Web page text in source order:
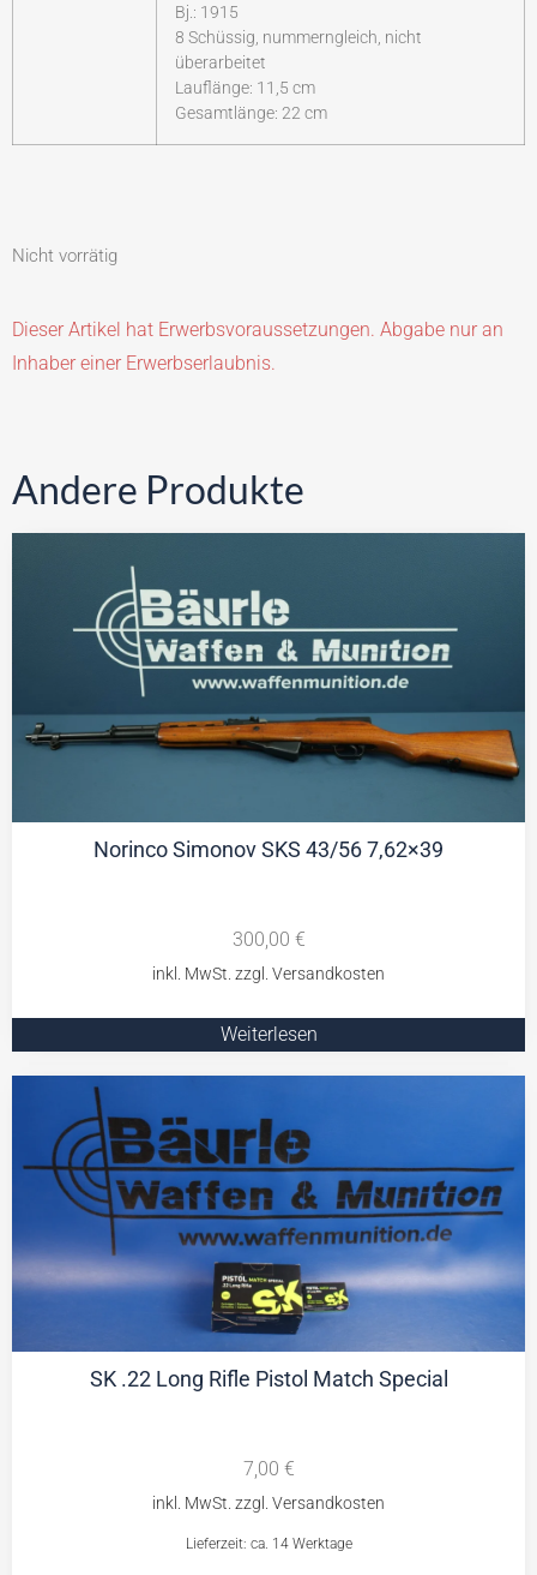
Bj.: 1915
8 Schüssig, nummerngleich, nicht
überarbeitet
Lauflänge: 11,5 cm
Gesamtlänge: 22 cm
Nicht vorrätig
Dieser Artikel hat Erwerbsvoraussetzungen. Abgabe nur an
Inhaber einer Erwerbserlaubnis.
Andere Produkte
Norinco Simonov SKS 43/56 7,62×39
300,00 €
Weiterlesen
SK .22 Long Rifle Pistol Match Special
7,00 €
Lieferzeit: ca. 14 Werktage